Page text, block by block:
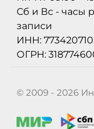
Сб и Вс - часы
записи
ИНН:
ОГРН:
© 2009 - 2026